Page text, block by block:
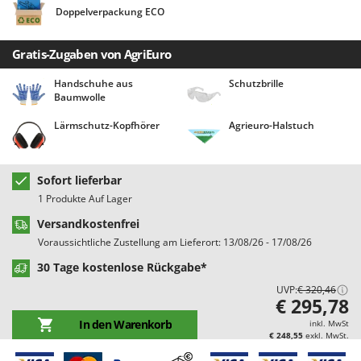
Bodenreinigungsmaschinen
Brutmaschinen Inkubatoren
Bürsten für den Außenbereich
D Dampfreiniger und Dampfbesen
E
Elektrische Tauchpumpen
Erdbohrer
Erntenetze für Obst und Oliven
F
Feder Grubber
Fensterreiniger
Barbieri
Batavia
Benassi
Beper
Bernardi
Besser Vacuum
Bestway
Beta tools
Black & Decker
Blue Bird
Bomet
Doppelverpackung ECO
Gratis-Zugaben von AgriEuro
Handschuhe aus
Baumwolle
Schutzbrille
Lärmschutz-Kopfhörer Agrieuro-Halstuch
Sofort lieferbar
1 Produkte Auf Lager
Versandkostenfrei
Voraussichtliche Zustellung am Lieferort: 13/08/26 - 17/08/26
30 Tage kostenlose Rückgabe*
UVP:€ 320,46
In den Warenkorb
€ 295,78
inkl. MwSt
€ 248,55 exkl. MwSt.